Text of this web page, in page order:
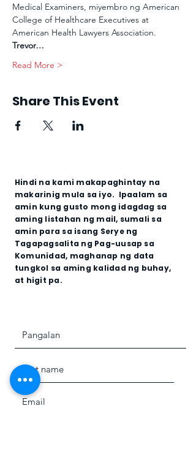
Medical Examiners, miyembro ng American
College of Healthcare Executives at
American Health Lawyers Association.
Trevor…
Read More >
Share This Event
Hindi na kami makapaghintay na
makarinig mula sa iyo. Ipaalam sa
amin kung gusto mong idagdag sa
aming listahan ng mail, sumali sa
amin para sa isang Serye ng
Tagapagsalita ng Pag-uusap sa
Komunidad, maghanap ng data
tungkol sa aming kalidad ng buhay,
at higit pa.